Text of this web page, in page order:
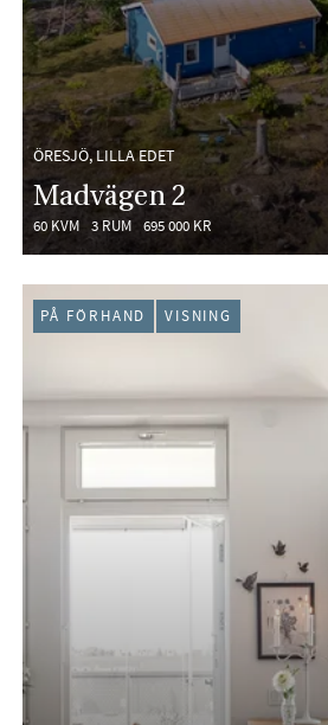
ÖRESJÖ, LILLA EDET
Madvägen 2
60 KVM 3 RUM 695 000 KR
PÅ FÖRHAND VISNING